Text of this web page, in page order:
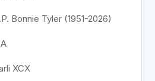
Bonnie Tyler (1951-2026)
XCX